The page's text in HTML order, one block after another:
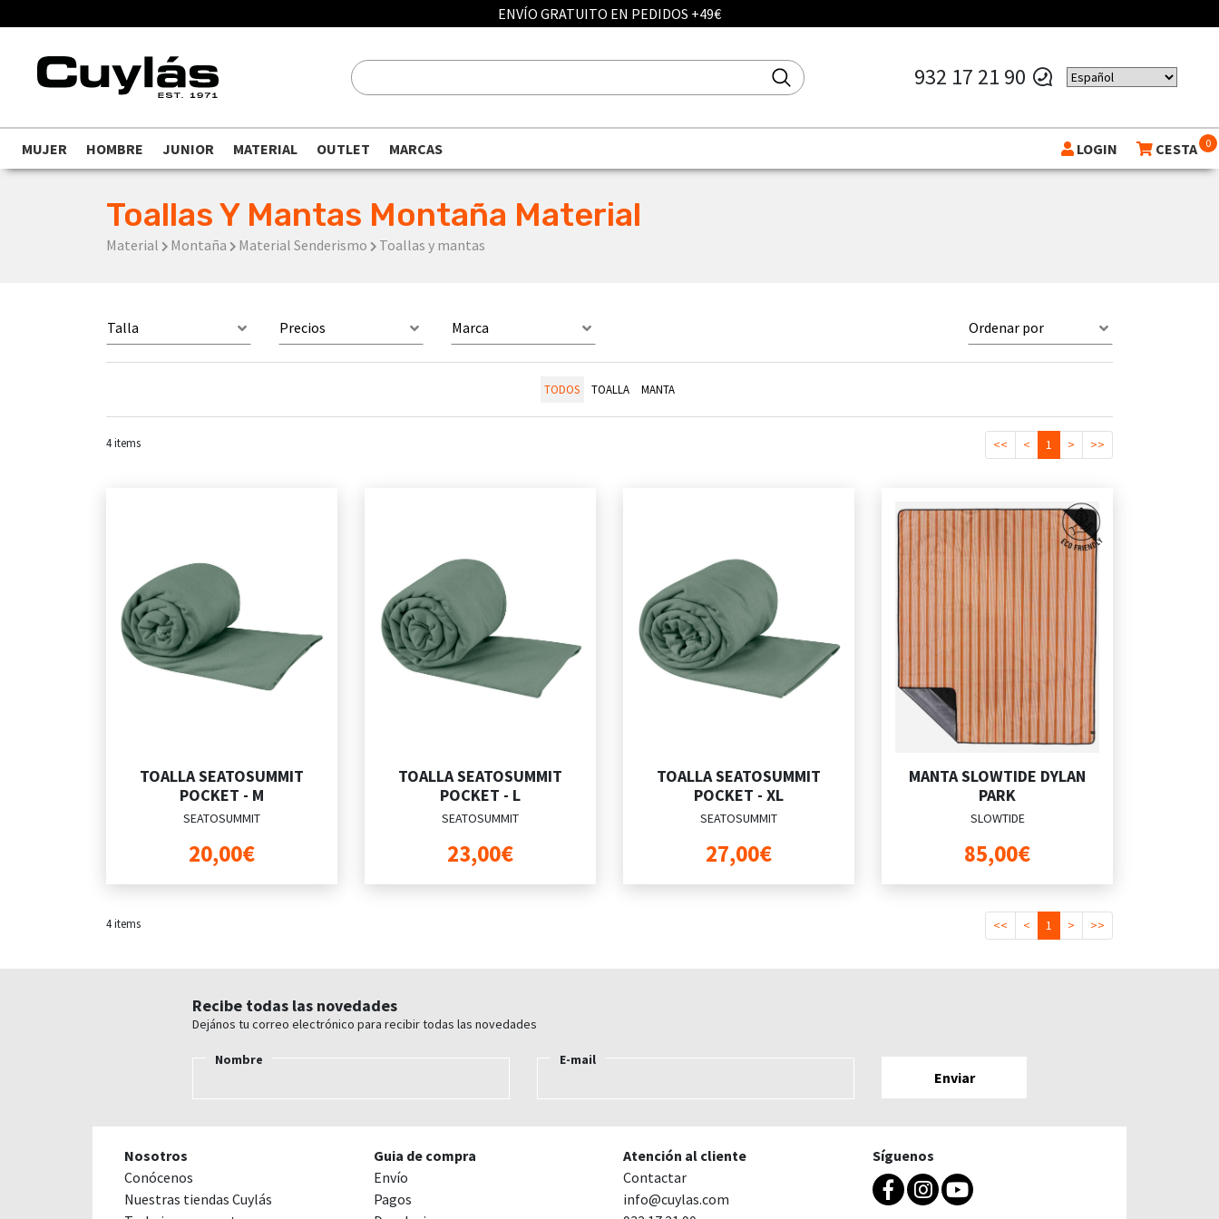
ENVÍO GRATUITO EN PEDIDOS +49€
932 17 21 90
MUJER HOMBRE JUNIOR MATERIAL OUTLET MARCAS LOGIN CESTA 0
Toallas Y Mantas Montaña Material
Material Montaña Material Senderismo Toallas y mantas
Talla Precios Marca Ordenar por
TODOS TOALLA MANTA
4items << < 1 > >>
TOALLA SEATOSUMMIT
POCKET - M
SEATOSUMMIT
20,00€
TOALLA SEATOSUMMIT
POCKET - L
SEATOSUMMIT
23,00€
TOALLA SEATOSUMMIT
POCKET - XL
SEATOSUMMIT
27,00€
MANTA SLOWTIDE DYLAN
PARK
SLOWTIDE
85,00€
4items << < 1 > >>
Recibe todas las novedades
Dejános tu correo electrónico para recibir todas las novedades
Nombre E-mail
Nosotros
Conócenos
Nuestras tiendas Cuylás
Guia de compra
Envío
Pagos
Atención al cliente
Contactar
info@cuylas.com
Síguenos